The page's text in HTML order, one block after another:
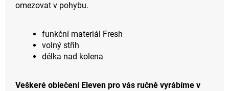
omezovat v pohybu.
funkční materiál Fresh
volný střih
délka nad kolena
Veškeré oblečení Eleven pro vás ručně vyrábíme v